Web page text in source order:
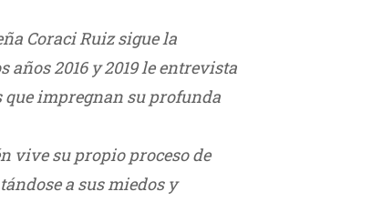
CoraciRuiz sigue la
años 2016 y 2019 le entrevista
impregnan su profunda
vive supropio proceso de
a sus miedos y